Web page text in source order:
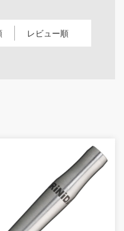
レビュー順